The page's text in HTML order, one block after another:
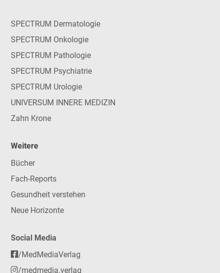
SPECTRUM Dermatologie
SPECTRUM Onkologie
SPECTRUM Pathologie
SPECTRUM Psychiatrie
SPECTRUM Urologie
UNIVERSUM INNERE MEDIZIN
Zahn Krone
Weitere
Bücher
Fach-Reports
Gesundheit verstehen
Neue Horizonte
Social Media
/MedMediaVerlag
/medmedia.verlag